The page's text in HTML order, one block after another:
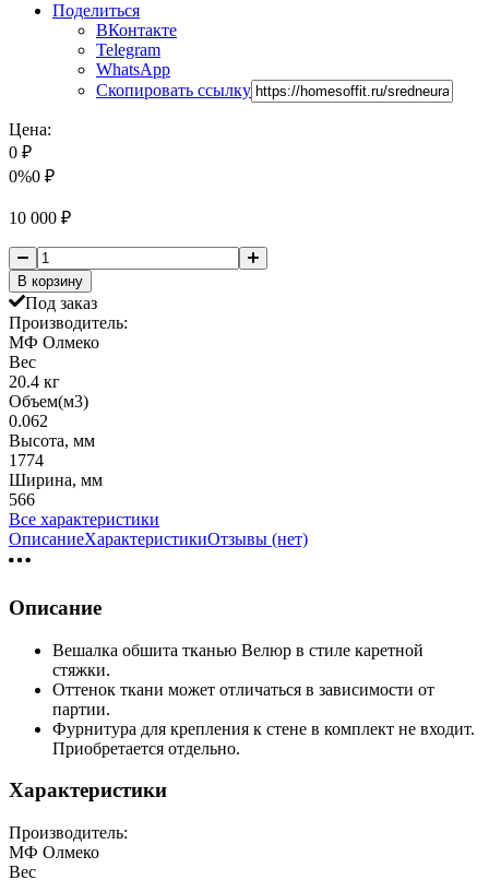
Поделиться
ВКонтакте
Telegram
WhatsApp
Скопировать ссылку
Цена:
0 ₽
0%0 ₽
10 000 ₽
В корзину
Под заказ
Производитель:
МФ Олмеко
Вес
20.4 кг
Объем(м3)
0.062
Высота, мм
1774
Ширина, мм
566
Все характеристики
ОписаниеХарактеристикиОтзывы (нет)
Описание
Вешалка обшита тканью Велюр в стиле каретной
стяжки.
Оттенок ткани может отличаться в зависимости от
партии.
Фурнитура для крепления к стене в комплект не входит.
Приобретается отдельно.
Характеристики
Производитель:
МФ Олмеко
Вес